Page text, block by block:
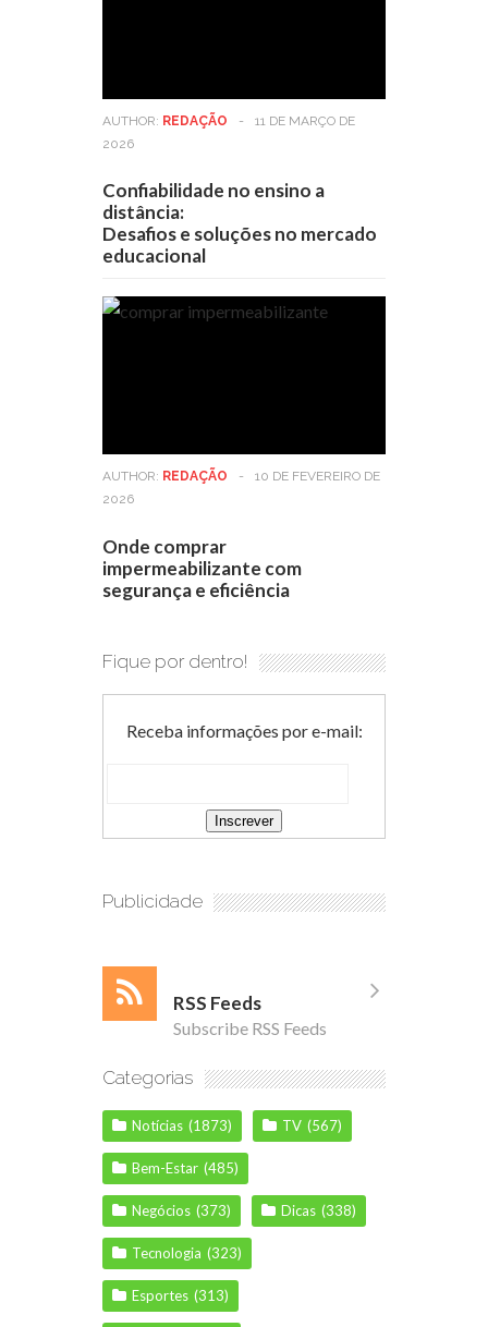
AUTHOR: REDAÇÃO -
11 DE MARÇO DE
2026
Confiabilidade no ensino a
distância:
Desafios e soluções no mercado
educacional
AUTHOR: REDAÇÃO -
10 DE FEVEREIRO DE
2026
Onde comprar
impermeabilizante com
segurança e eficiência
Fique por dentro!
Receba informações por e-mail:
Publicidade
RSS Feeds
Subscribe RSS Feeds
Categorias
Notícias (1873) TV (567)
Bem-Estar (485)
Negócios (373) Dicas (338)
Tecnologia (323)
Esportes (313)